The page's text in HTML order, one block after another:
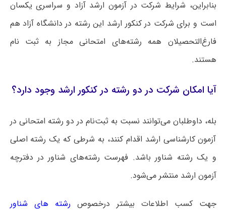
بنابراین، شرایط شرکت در آزمون ارشد آزاد و سراسری یکسان
است و برای شرکت در کنکور ارشد این رشته در دانشگاه آزاد هم
فارغ‌التحصیلان همه رشته‌های امتحانی مجاز به ثبت نام
هستند.
آیا امکان شرکت در دو رشته در کنکور ارشد وجود دارد؟
بله، داوطلبان می‌توانند نسبت به ثبت‌نام در دو رشته امتحانی در
آزمون کارشناسی ارشد اقدام کنند، به شرطی که یک رشته اصلی
و یک رشته شناور باشد. فهرست رشته‌های شناور در دفترچه
آزمون ارشد منتشر می‌شود.
جهت کسب اطلاعات بیشتر درخصوص رشته های شناور